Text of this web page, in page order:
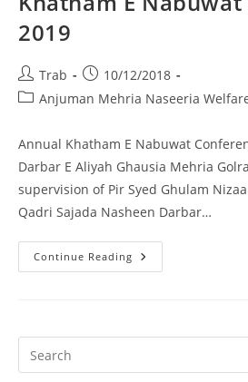
2019
Post
author:
Trab
Post
published:
10/12/2018
PostAnjuman Mehria Naseeria
Annual Khatham E Nabuwat
Darbar E Aliyah Ghausia Mehria
supervision of Pir Syed Ghulam
Qadri Sajada Nasheen Darbar…
Continue Reading Khatham
E